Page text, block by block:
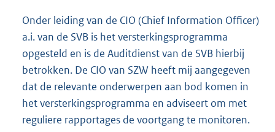
Onder leiding van de CIO (Chief Information Officer)
a.i. van de SVB is het versterkingsprogramma
opgesteld en is de Auditdienst van de SVB hierbij
betrokken. De CIO van SZW heeft mij aangegeven
dat de relevante onderwerpen aan bod komen in
het versterkingsprogramma en adviseert om met
reguliere rapportages de voortgang te monitoren.